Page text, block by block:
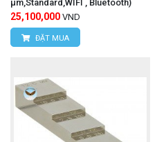
μm,Standard,WIFI , Bluetooth)
25,100,000 VND
ĐẶT MUA